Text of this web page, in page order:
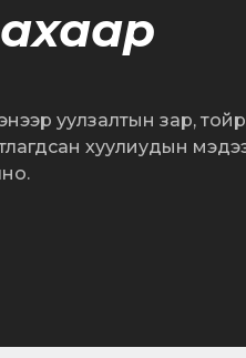
уулзалтын зар,
хуулиудын